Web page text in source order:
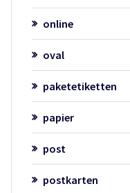
online
oval
paketetiketten
papier
post
postkarten